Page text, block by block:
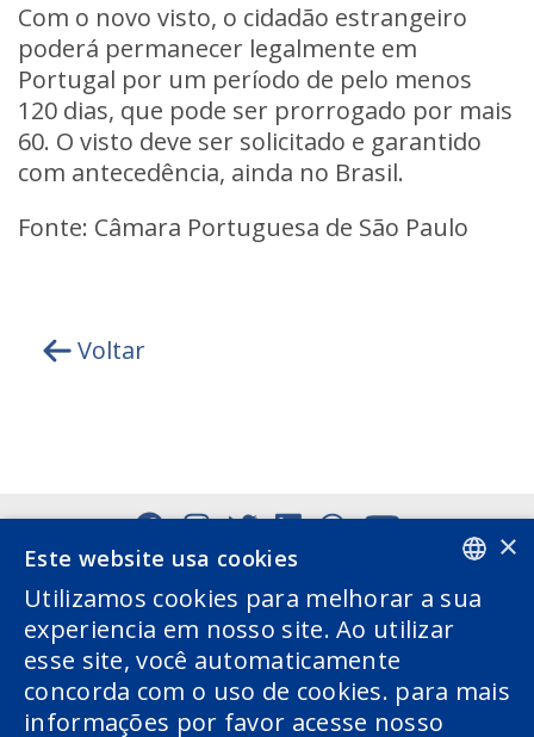
Com o novo visto, o cidadão estrangeiro
poderá permanecer legalmente em
Portugal por um período de pelo menos
120 dias, que pode ser prorrogado por mais
60. O visto deve ser solicitado e garantido
com antecedência, ainda no Brasil.
Fonte: Câmara Portuguesa de São Paulo
Voltar
PORTUGUESE
ENGLISH
×
Este website usa cookies
Utilizamos cookies para melhorar a sua
experiencia em nosso site. Ao utilizar
esse site, você automaticamente
concorda com o uso de cookies. para mais
informações por favor acesse nosso